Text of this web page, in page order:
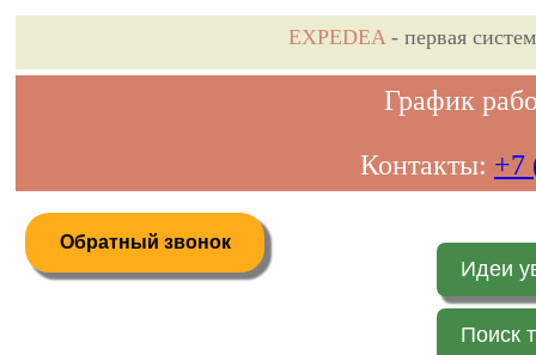
EXPEDEA- первая
График
Контакты: +7
Обратный звонок
Идеи
Поиск